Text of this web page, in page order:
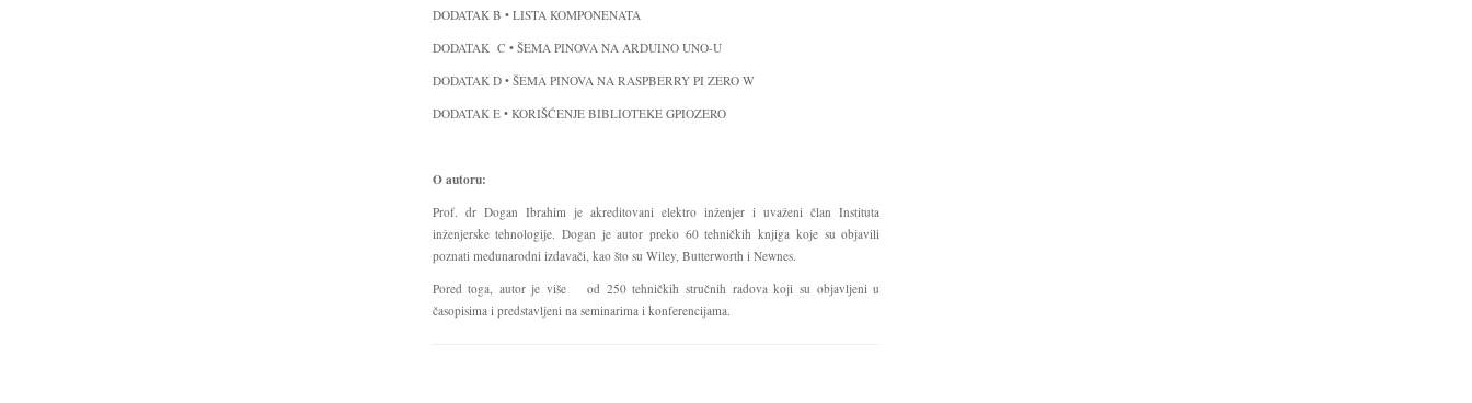
DODATAK B • LISTA KOMPONENATA
DODATAK C • ŠEMA PINOVA NA ARDUINO UNO-U
DODATAK D • ŠEMA PINOVA NA RASPBERRY PI ZERO W
DODATAK E • KORIŠĆENJE BIBLIOTEKE GPIOZERO
O autoru:
Prof. dr Dogan Ibrahim je akreditovani elektro inženjer i uvaženi član Instituta
inženjerske tehnologije. Dogan je autor preko 60 tehničkih knjiga koje su objavili
poznati međunarodni izdavači, kao što su Wiley, Butterworth i Newnes.
Pored toga, autor je više od 250 tehničkih stručnih radova koji su objavljeni u
časopisima i predstavljeni na seminarima i konferencijama.